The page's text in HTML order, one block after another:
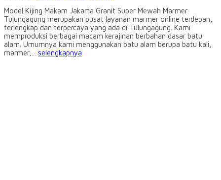
Model Kijing Makam Jakarta Granit Super Mewah Marmer
Tulungagung merupakan pusat layanan marmer online terdepan,
terlengkap dan terpercaya yang ada di Tulungagung. Kami
memproduksi berbagai macam kerajinan berbahan dasar batu
alam. Umumnya kami menggunakan batu alam berupa batu kali,
marmer,... selengkapnya